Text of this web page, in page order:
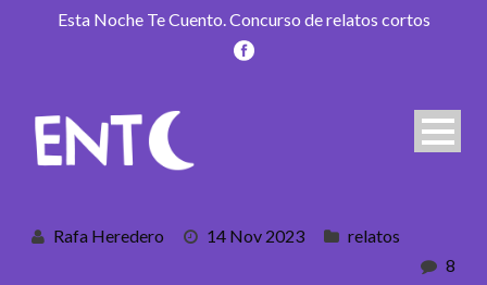
Esta Noche Te Cuento. Concurso de relatos cortos
Rafa Heredero 14 Nov 2023
relatos
8